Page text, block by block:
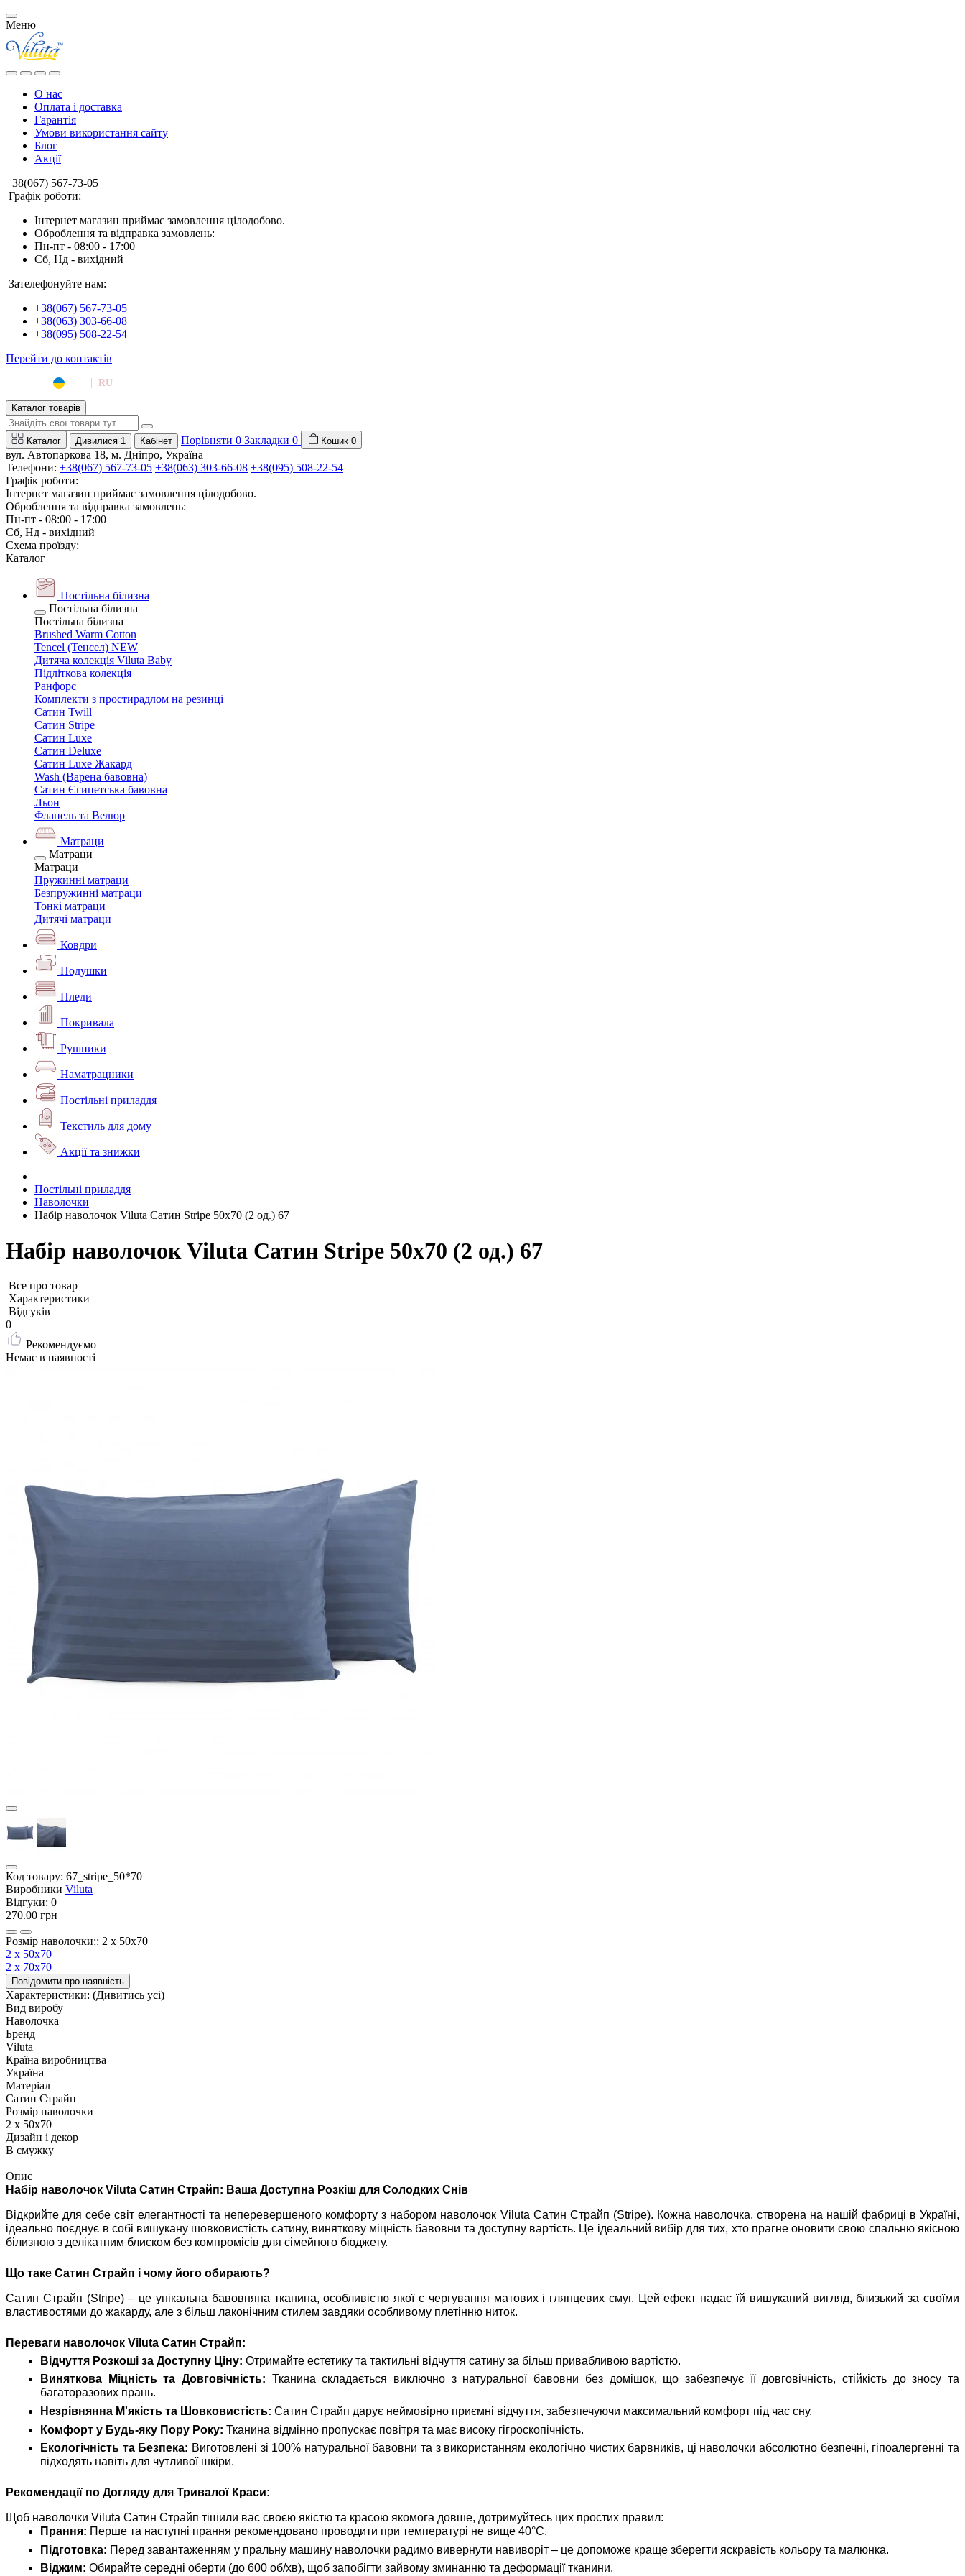
Меню
О нас
Оплата і доставка
Гарантія
Умови використання сайту
Блог
Акції
+38(067) 567-73-05
Графік роботи:
Інтернет магазин приймає замовлення цілодобово.
Оброблення та відправка замовлень:
Пн-пт - 08:00 - 17:00
Сб, Нд - вихідний
Зателефонуйте нам:
+38(067) 567-73-05
+38(063) 303-66-08
+38(095) 508-22-54
Перейти до контактів
| RU
Каталог товарів
Каталог Дивилися 1 Кабінет Порівняти 0 Закладки 0 Кошик 0
вул. Автопаркова 18, м. Дніпро, Україна
Телефони: +38(067) 567-73-05 +38(063) 303-66-08 +38(095) 508-22-54
Графік роботи:
Інтернет магазин приймає замовлення цілодобово.
Оброблення та відправка замовлень:
Пн-пт - 08:00 - 17:00
Сб, Нд - вихідний
Схема проїзду:
Каталог
Постільна білизна
Постільна білизна
Постільна білизна
Brushed Warm Cotton
Tencel (Тенсел) NEW
Дитяча колекція Viluta Baby
Підліткова колекція
Ранфорс
Комплекти з простирадлом на резинці
Сатин Twill
Сатин Stripe
Сатин Luxe
Сатин Deluxe
Сатин Luxe Жакард
Wash (Варена бавовна)
Сатин Єгипетська бавовна
Льон
Фланель та Велюр
Матраци
Матраци
Матраци
Пружинні матраци
Безпружинні матраци
Тонкі матраци
Дитячі матраци
Ковдри
Подушки
Пледи
Покривала
Рушники
Наматрацники
Постільні приладдя
Текстиль для дому
Акції та знижки
Постільні приладдя
Наволочки
Набір наволочок Viluta Сатин Stripe 50х70 (2 од.) 67
Набір наволочок Viluta Сатин Stripe 50х70 (2 од.) 67
Все про товар
Характеристики
Відгуків
0
Рекомендуємо
Немає в наявності
Код товару: 67_stripe_50*70
Виробники Viluta
Відгуки: 0
270.00 грн
Розмір наволочки:: 2 х 50х70
2 х 50х70
2 х 70х70
Повідомити про наявність
Характеристики: (Дивитись усі)
Вид виробу
Наволочка
Бренд
Viluta
Країна виробництва
Україна
Матеріал
Сатин Страйп
Розмір наволочки
2 х 50х70
Дизайн і декор
В смужку
Опис
Набір наволочок Viluta Сатин Страйп: Ваша Доступна Розкіш для Солодких Снів
Відкрийте для себе світ елегантності та неперевершеного комфорту з набором наволочок Viluta Сатин Страйп (Stripe). Кожна наволочка, створена на нашій фабриці в Україні,
ідеально поєднує в собі вишукану шовковистість сатину, виняткову міцність бавовни та доступну вартість. Це ідеальний вибір для тих, хто прагне оновити свою спальню якісною
білизною з делікатним блиском без компромісів для сімейного бюджету.
Що таке Сатин Страйп і чому його обирають?
Сатин Страйп (Stripe) – це унікальна бавовняна тканина, особливістю якої є чергування матових і глянцевих смуг. Цей ефект надає їй вишуканий вигляд, близький за своїми
властивостями до жакарду, але з більш лаконічним стилем завдяки особливому плетінню ниток.
Переваги наволочок Viluta Сатин Страйп:
Відчуття Розкоші за Доступну Ціну: Отримайте естетику та тактильні відчуття сатину за більш привабливою вартістю.
Виняткова Міцність та Довговічність: Тканина складається виключно з натуральної бавовни без домішок, що забезпечує її довговічність, стійкість до зносу та
багаторазових прань.
Незрівнянна М'якість та Шовковистість: Сатин Страйп дарує неймовірно приємні відчуття, забезпечуючи максимальний комфорт під час сну.
Комфорт у Будь-яку Пору Року: Тканина відмінно пропускає повітря та має високу гігроскопічність.
Екологічність та Безпека: Виготовлені зі 100% натуральної бавовни та з використанням екологічно чистих барвників, ці наволочки абсолютно безпечні, гіпоалергенні та
підходять навіть для чутливої шкіри.
Рекомендації по Догляду для Тривалої Краси:
Щоб наволочки Viluta Сатин Страйп тішили вас своєю якістю та красою якомога довше, дотримуйтесь цих простих правил:
Прання: Перше та наступні прання рекомендовано проводити при температурі не вище 40°C.
Підготовка: Перед завантаженням у пральну машину наволочки радимо вивернути навиворіт – це допоможе краще зберегти яскравість кольору та малюнка.
Віджим: Обирайте середні оберти (до 600 об/хв), щоб запобігти зайвому зминанню та деформації тканини.